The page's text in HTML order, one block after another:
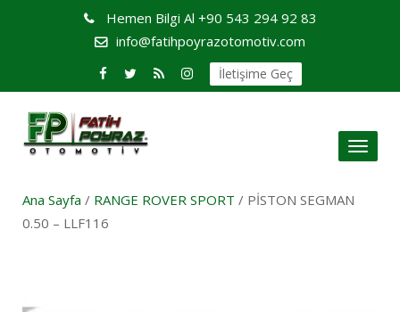
Hemen Bilgi Al +90 543 294 92 83
info@fatihpoyrazotomotiv.com
İletişime Geç
Toggle
Ana Sayfa / RANGE ROVER SPORT / PİSTON SEGMAN
0.50 – LLF116